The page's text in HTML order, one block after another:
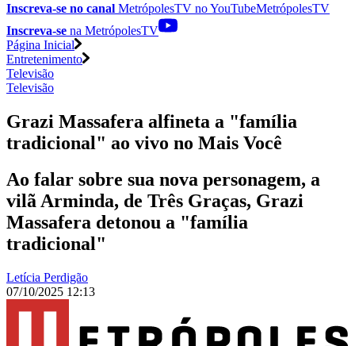
Inscreva-se no canal MetrópolesTV noYouTubeMetrópolesTV
Inscreva-se na MetrópolesTV
Página Inicial
Entretenimento
Televisão
Televisão
Grazi Massafera alfineta a "família
tradicional" ao vivo no Mais Você
Ao falar sobre sua nova personagem, a
vilã Arminda, de Três Graças, Grazi
Massafera detonou a "família
tradicional"
Letícia Perdigão
07/10/2025 12:13